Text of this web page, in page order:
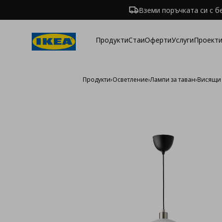
Вземи поръчката си с
ПродуктиСтаиОфертиУслуги
Продукти›Осветление›Лампи за таван›